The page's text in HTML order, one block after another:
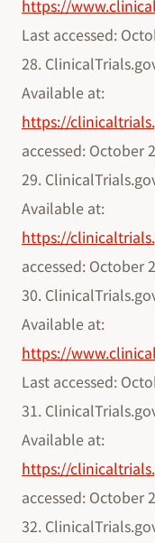
https://
Last accessed:
28.
Available at:
https://
accessed: October
29.
Available at:
https://
accessed: October
30.
Available at:
https://
Last accessed:
31.
Available at:
https://
accessed: October
32.